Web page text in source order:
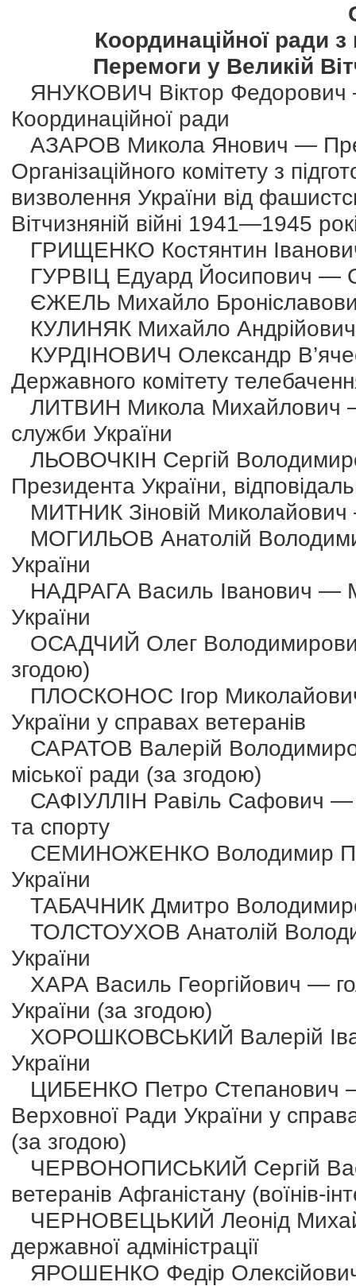
Координаційної ради з
Перемоги у Великій
ЯНУКОВИЧ Віктор Федорович
Координаційної ради
АЗАРОВ Микола Янович —
Організаційного комітету з
визволення України від
Вітчизняній війні 1941—1945
ГРИЩЕНКО Костянтин
ГУРВІЦ Едуард Йосипович —
ЄЖЕЛЬ Михайло
КУЛИНЯК Михайло Андрійович
КУРДІНОВИЧ Олександр
Державного комітету
ЛИТВИН Микола Михайлович —
служби України
ЛЬОВОЧКІН Сергій
Президента України,
МИТНИК Зіновій Миколайович
МОГИЛЬОВ Анатолій
України
НАДРАГА Василь Іванович —
України
ОСАДЧИЙ Олег
згодою)
ПЛОСКОНОС Ігор
України у справах ветеранів
САРАТОВ Валерій
міської ради (за згодою)
САФІУЛЛІН Равіль Сафович —
та спорту
СЕМИНОЖЕНКО Володимир
України
ТАБАЧНИК Дмитро
ТОЛСТОУХОВ Анатолій
України
ХАРА Василь Георгійович —
України (за згодою)
ХОРОШКОВСЬКИЙ Валерій
України
ЦИБЕНКО Петро Степанович —
Верховної Ради України у
(за згодою)
ЧЕРВОНОПИСЬКИЙ Сергій
ветеранів Афганістану (воїнів-
ЧЕРНОВЕЦЬКИЙ Леонід
державної адміністрації
ЯРОШЕНКО Федір Олексійович